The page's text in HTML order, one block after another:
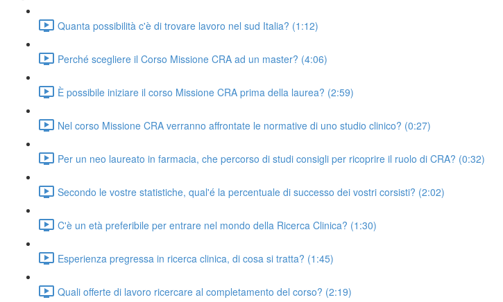
Quanta possibilità c'è di trovare lavoro nel sud Italia? (1:12)
Perché scegliere il Corso Missione CRA ad un master? (4:06)
È possibile iniziare il corso Missione CRA prima della laurea? (2:59)
Nel corso Missione CRA verranno affrontate le normative di uno studio clinico? (0:27)
Per un neo laureato in farmacia, che percorso di studi consigli per ricoprire il ruolo di CRA? (0:32)
Secondo le vostre statistiche, qual'é la percentuale di successo dei vostri corsisti? (2:02)
C'è un età preferibile per entrare nel mondo della Ricerca Clinica? (1:30)
Esperienza pregressa in ricerca clinica, di cosa si tratta? (1:45)
Quali offerte di lavoro ricercare al completamento del corso? (2:19)